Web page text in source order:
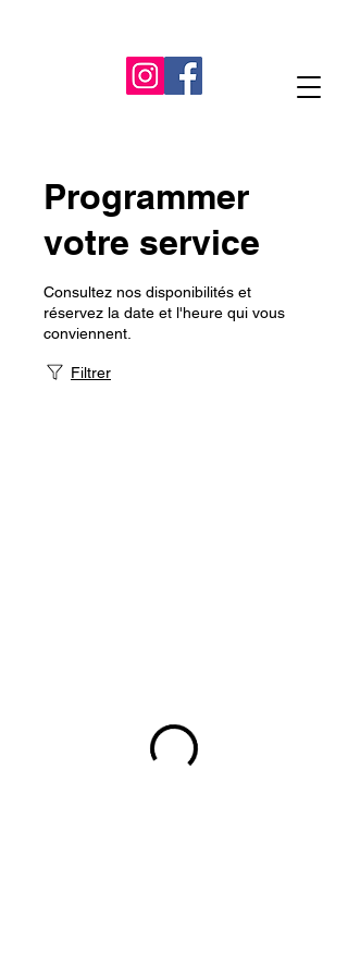
Programmer
votre service
Consultez nos disponibilités et
réservez la date et l'heure qui vous
conviennent.
Filtrer